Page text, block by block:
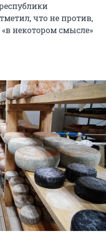
что не против,
некотором смысле»